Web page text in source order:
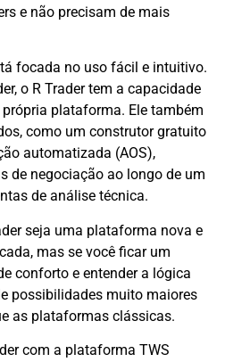
e não precisam de mais
focada no uso fácil e intuitivo.
o R Trader tem a capacidade
plataforma. Ele também
como um construtor gratuito
automatizada (AOS),
de negociação ao longo de um
de análise técnica.
seja uma plataforma nova e
mas se você ficar um
conforto e entender a lógica
possibilidades muito maiores
as plataformas clássicas.
com a plataforma TWS